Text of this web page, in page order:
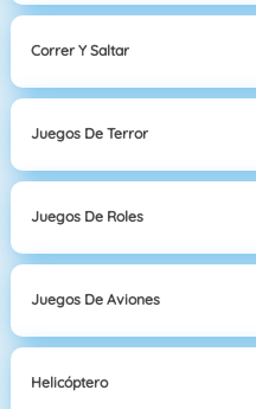
Correr Y Saltar
Juegos De Terror
Juegos De Roles
Juegos De Aviones
Helicóptero